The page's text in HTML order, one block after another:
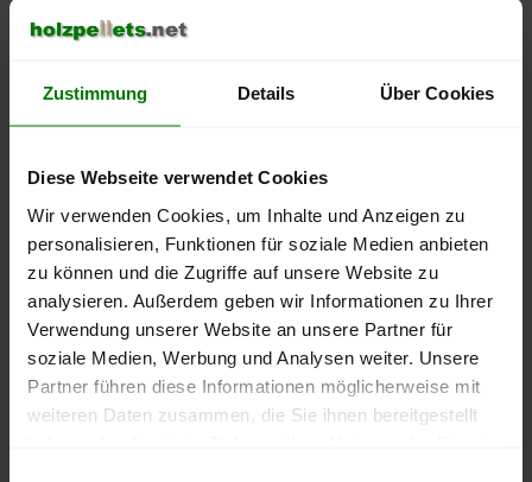
Zustimmung Details Über Cookies
Diese Webseite verwendet Cookies
Wir verwenden Cookies, um Inhalte und Anzeigen zu
personalisieren, Funktionen für soziale Medien anbieten
zu können und die Zugriffe auf unsere Website zu
analysieren. Außerdem geben wir Informationen zu Ihrer
Verwendung unserer Website an unsere Partner für
soziale Medien, Werbung und Analysen weiter. Unsere
Partner führen diese Informationen möglicherweise mit
weiteren Daten zusammen, die Sie ihnen bereitgestellt
lose Ware Sackware
September
2025
Januar
2026
Mai
2026
250 €
300 €
400 €
Die aktuelle Preisentwicklung für Holzpellets in Deutschland
können Sie jederzeit auf unsererPelletspreise-Seite